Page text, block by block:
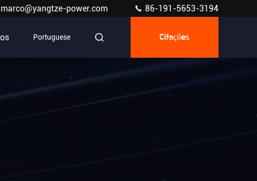
marco@yangtze-power.com 86-191-5653-3194
Portuguese Citações